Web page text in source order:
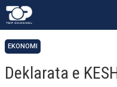
EKONOMI
Deklarata e